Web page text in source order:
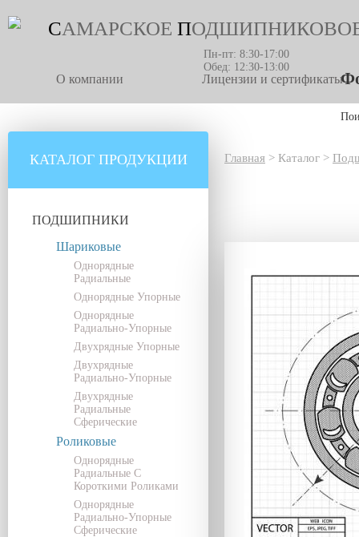
САМАРСКОЕ П
Пн-пт: 8:30-17:00
Обед: 12:30-13:00
О компании Лицензии и сертификаты
КАТАЛОГ ПРОДУКЦИИ
ПОДШИПНИКИ
Шариковые
Однорядные
Радиальные
Однорядные Упорные
Однорядные
Радиально-Упорные
Двухрядные Упорные
Двухрядные
Радиально-Упорные
Двухрядные
Радиальные
Сферические
Роликовые
Однорядные
Радиальные С
Короткими Роликами
Однорядные
Радиально-Упорные
Сферические
Главная > Каталог >